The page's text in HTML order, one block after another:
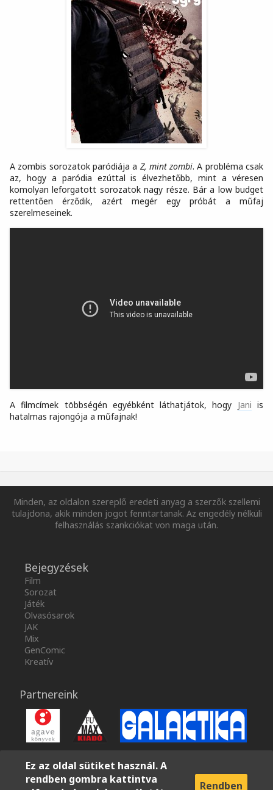
A zombis sorozatok paródiája a Z, mint zombi. A probléma csak
az, hogy a paródia ezúttal is élvezhetőbb, mint a véresen
komolyan leforgatott sorozatok nagy része. Bár a low budget
rettentően érződik, azért megér egy próbát a műfaj
szerelmeseinek.
A filmcímek többségén egyébként láthatjátok, hogy Jani is
hatalmas rajongója a műfajnak!
Minden, az oldalon szereplő eredeti anyag a szerzők szellemi
tulajdona, akik minden jogot fenntartanak. Az engedély nélküli
felhasználás szankciókat von maga után.
Bejegyzések
Film
Sorozat
Játék
Olvasósarok
JAK
Mix
GenComic
Kreatív
Partnereink
Ez az oldal sütiket használ. A
rendben gombra kattintva
Rendben